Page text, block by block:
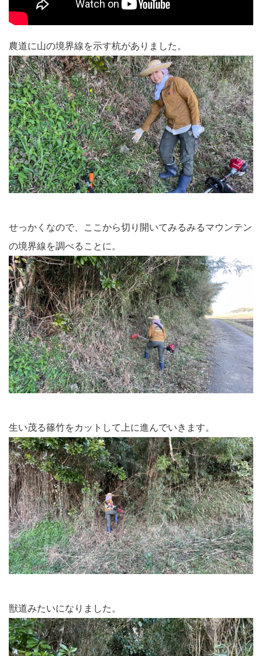
農道に山の境界線を示す杭がありました。
せっかくなので、ここから切り開いてみるみるマウンテン
の境界線を調べることに。
生い茂る篠竹をカットして上に進んでいきます。
獣道みたいになりました。